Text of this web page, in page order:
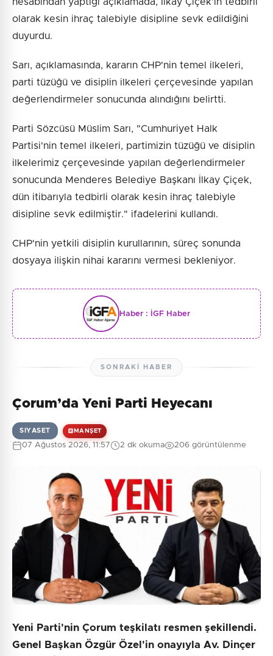
olarak kesin ihraç talebiyle disipline sevk edildiğini
duyurdu.
Sarı, açıklamasında, kararın CHP'nin temel ilkeleri,
parti tüzüğü ve disiplin ilkeleri çerçevesinde yapılan
değerlendirmeler sonucunda alındığını belirtti.
Parti Sözcüsü Müslim Sarı, "Cumhuriyet Halk
Partisi'nin temel ilkeleri, partimizin tüzüğü ve disiplin
ilkelerimiz çerçevesinde yapılan değerlendirmeler
sonucunda Menderes Belediye Başkanı İlkay Çiçek,
dün itibarıyla tedbirli olarak kesin ihraç talebiyle
disipline sevk edilmiştir." ifadelerini kullandı.
CHP'nin yetkili disiplin kurullarının, süreç sonunda
dosyaya ilişkin nihai kararını vermesi bekleniyor.
Haber : İGF Haber
SONRAKI HABER
Çorum’da Yeni Parti Heyecanı
SIYASET MANŞET
07 Ağustos 2026, 11:57 2 dk okuma 206 görüntülenme
Yeni Parti'nin Çorum teşkilatı resmen şekillendi.
Genel Başkan Özgür Özel'in onayıyla Av. Dinçer